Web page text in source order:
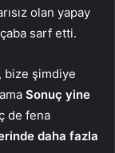
olan yapay
sarf etti.
bize şimdiye
Sonuç yine
de fena
daha fazla